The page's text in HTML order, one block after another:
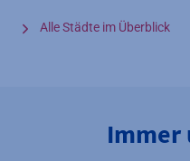
Alle Städte im Überblick
Immer